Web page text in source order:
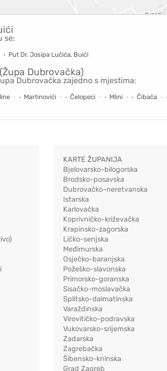
se:
Put Dr. Josipa Lučića, Buići
Dubrovačka)
Dubrovačka zajedno s mjestima:
Martinovići Čelopeci Mlini Čibača
KARTE ŽUPANIJA
Bjelovarsko-bilogorska
Brodsko-posavska
Dubrovačko-neretvanska
Istarska
Karlovačka
Koprivničko-križevačka
Krapinsko-zagorska
Ličko-senjska
Međimurska
Osječko-baranjska
Požeško-slavonska
Primorsko-goranska
Sisačko-moslavačka
Splitsko-dalmatinska
Varaždinska
Virovitičko-podravska
Vukovarsko-srijemska
Zadarska
Zagrebačka
Šibensko-kninska
Grad Zagreb